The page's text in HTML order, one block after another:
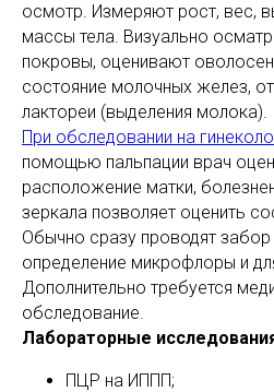
осмотр. Измеряют рост, вес,
массы тела. Визуально
покровы, оценивают
состояние молочных желез,
лактореи (выделения молока).
При обследовании на
помощью пальпации врач
расположение матки,
зеркала позволяет оценить
Обычно сразу проводят забор
определение микрофлоры и
Дополнительно требуется
обследование.
Лабораторные
ПЦР на ИППП;